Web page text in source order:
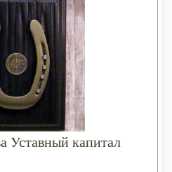
Уставный капитал